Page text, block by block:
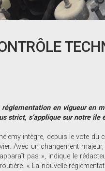
en vigueur en
strict, s’applique sur notre île
intègre, depuis le vote
Avec un changement
pas », indique le
« La nouvelle